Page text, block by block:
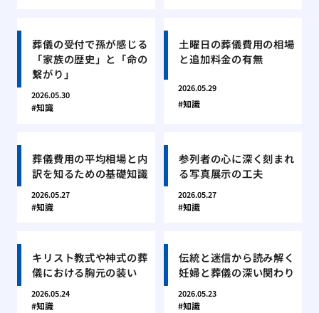
葬儀の受付で孫が感じる
「家族の歴史」と「命の
繋がり」
2026.05.30
知識
土曜日の葬儀費用の相場
と追加料金の有無
2026.05.29
知識
葬儀費用の平均相場と内
訳を知るための基礎知識
2026.05.27
知識
参列者の心に深く刻まれ
る写真展示の工夫
2026.05.27
知識
キリスト教式や神式の葬
儀における胸元の装い
2026.05.24
知識
伝統と迷信から読み解く
妊婦と葬儀の深い関わり
2026.05.23
知識